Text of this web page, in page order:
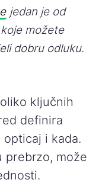
jedan je od
možete
dobru odluku.
ključnih
definira
i kada.
prebrzo, može